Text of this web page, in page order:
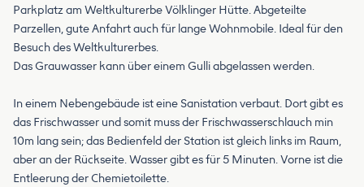
Parkplatz am Weltkulturerbe Völklinger Hütte. Abgeteilte
Parzellen, gute Anfahrt auch für lange Wohnmobile. Ideal für den
Besuch des Weltkulturerbes.
Das Grauwasser kann über einem Gulli abgelassen werden.
In einem Nebengebäude ist eine Sanistation verbaut. Dort gibt es
das Frischwasser und somit muss der Frischwasserschlauch min
10m lang sein; das Bedienfeld der Station ist gleich links im Raum,
aber an der Rückseite. Wasser gibt es für 5 Minuten. Vorne ist die
Entleerung der Chemietoilette.